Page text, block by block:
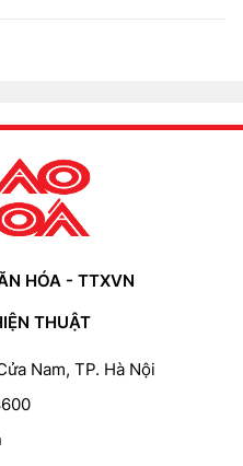
HÓA - TTXVN
THUẬT
Nam, TP. Hà Nội